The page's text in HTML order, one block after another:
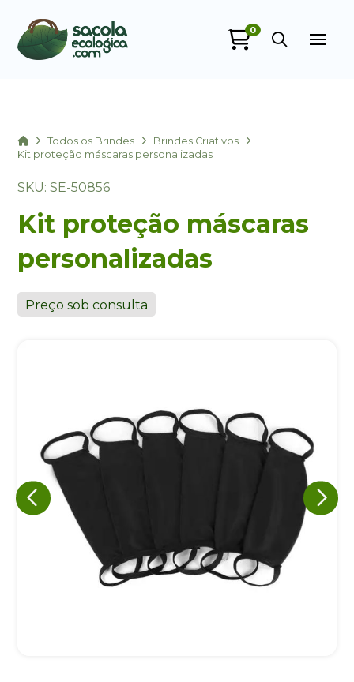
0
HomeTodos os Brindes
Brindes Criativos
Kit proteção máscaras personalizadas
SKU: SE-50856
Kit proteção máscaras
personalizadas
Preço sob consulta
Eu concordo em receber comunicações.
A nossa empresa está comprometida a proteger e respeitar
sua privacidade, utilizaremos seus dados apenas para fins
de marketing. Você pode alterar suas preferências a